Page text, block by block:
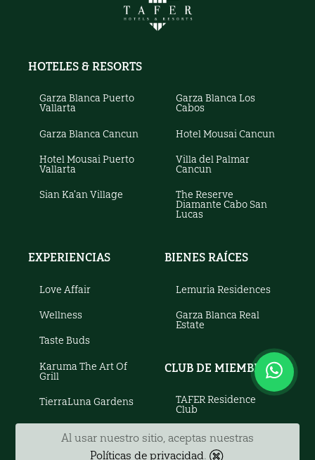
HOTELES & RESORTS
Garza Blanca Puerto
Vallarta
Garza Blanca Los
Cabos
Garza Blanca Cancun Hotel Mousai Cancun
Hotel Mousai Puerto
Vallarta
Villa del Palmar
Cancun
Sian Ka'an Village
The Reserve
Diamante Cabo San
Lucas
EXPERIENCIAS
Love Affair
Wellness
Taste Buds
Karuma The Art Of
Grill
TierraLuna Gardens
BIENES RAÍCES
Lemuria Residences
Garza Blanca Real
Estate
CLUB DE MIEMBROS
TAFER Residence
Club
Al usar nuestro sitio, aceptas nuestras
Políticas de privacidad.